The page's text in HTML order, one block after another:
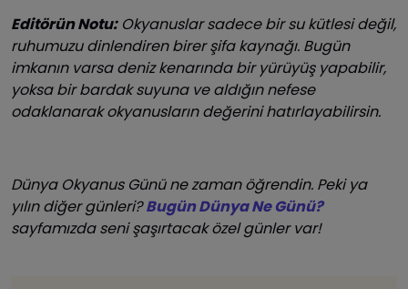
Editörün Notu:Okyanuslar sadece bir su kütlesi değil,
ruhumuzu dinlendiren birer şifa kaynağı. Bugün
imkanın varsa deniz kenarında bir yürüyüş yapabilir,
yoksa bir bardak suyuna ve aldığın nefese
odaklanarak okyanusların değerini hatırlayabilirsin.
Dünya Okyanus Günü ne zaman öğrendin. Peki ya
yılın diğer günleri?Bugün Dünya Ne Günü?
sayfamızda seni şaşırtacak özel günler var!